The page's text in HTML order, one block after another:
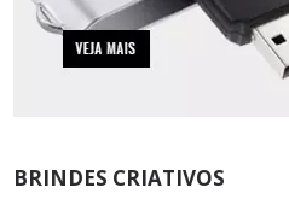
BRINDES CRIATIVOS